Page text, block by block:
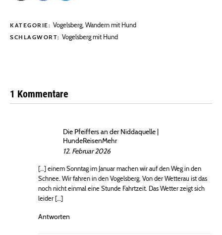
KATEGORIE: Vogelsberg, Wandern mit Hund
SCHLAGWORT: Vogelsberg mit Hund
1 Kommentare
Die Pfeiffers an der Niddaquelle |
HundeReisenMehr
12. Februar 2026
[…] einem Sonntag im Januar machen wir auf den Weg in den
Schnee. Wir fahren in den Vogelsberg. Von der Wetterau ist das
noch nicht einmal eine Stunde Fahrtzeit. Das Wetter zeigt sich
leider […]
Antworten